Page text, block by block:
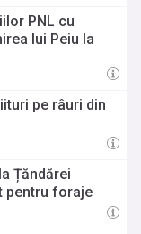
PNL cu
lui Peiu la
pe râuri din
Țăndărei
pentru foraje